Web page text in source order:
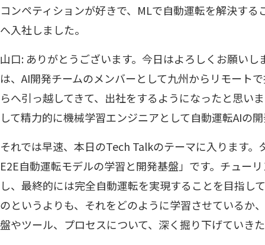
コンペティションが好きで、MLで自動運転を解決す
へ入社しました。
山口: ありがとうございます。今日はよろしくお願いし
は、AI開発チームのメンバーとして九州からリモート
らへ引っ越してきて、出社をするようになったと思い
して精力的に機械学習エンジニアとして自動運転AIの
それでは早速、本日のTech Talkのテーマに入ります
E2E自動運転モデルの学習と開発基盤」です。チュー
し、最終的には完全自動運転を実現することを目指し
のというよりも、それをどのように学習させているか
盤やツール、プロセスについて、深く掘り下げていき